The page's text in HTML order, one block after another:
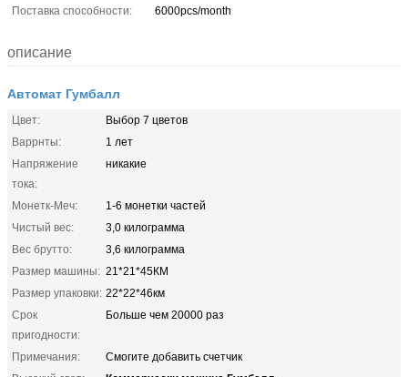
Поставка способности:
6000pcs/month
описание
Автомат Гумбалл
Цвет:
Выбор 7 цветов
Варрнты:
1 лет
Напряжение
тока:
никакие
Монетк-Меч:
1-6 монетки частей
Чистый вес:
3,0 килограмма
Вес брутто:
3,6 килограмма
Размер машины: 21*21*45КМ
Размер упаковки: 22*22*46км
Срок
пригодности:
Больше чем 20000 раз
Примечания:
Смогите добавить счетчик